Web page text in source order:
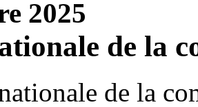
2025
de la
de la